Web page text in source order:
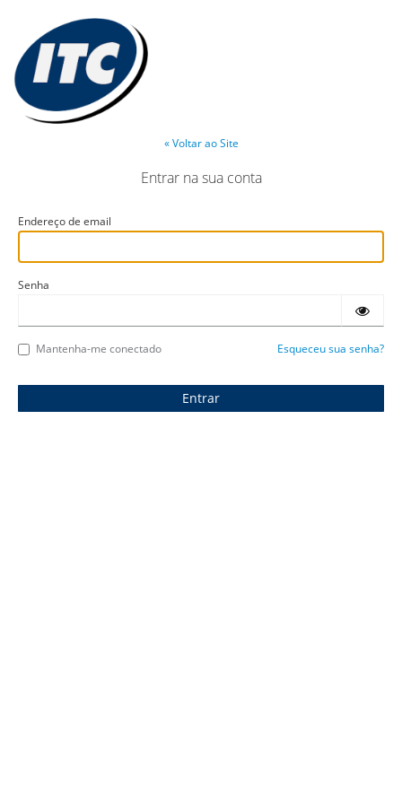
« Voltar ao Site
Entrar na sua conta
Endereço de email
Senha
Mantenha-me conectado Esqueceu sua senha?